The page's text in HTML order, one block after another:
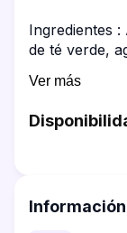
Ingredientes
de té verde,
Ver más